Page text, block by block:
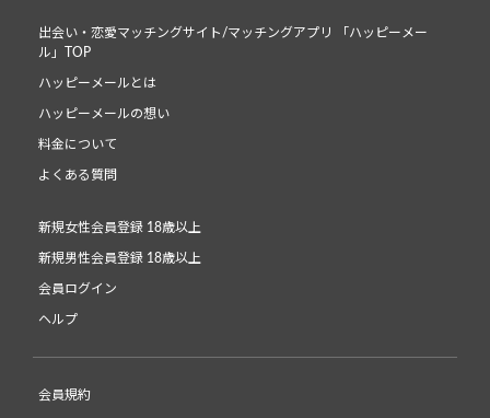
出会い・恋愛マッチングサイト/マッチングアプリ 「ハッピーメー
ル」TOP
ハッピーメールとは
ハッピーメールの想い
料金について
よくある質問
新規女性会員登録 18歳以上
新規男性会員登録 18歳以上
会員ログイン
ヘルプ
会員規約